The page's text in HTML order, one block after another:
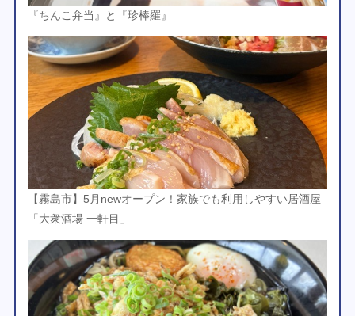
『ちんこ弁当』と『珍棒羅』
【霧島市】5月newオープン！家族でも利用しやすい居酒屋
「大衆酒場 一軒目」